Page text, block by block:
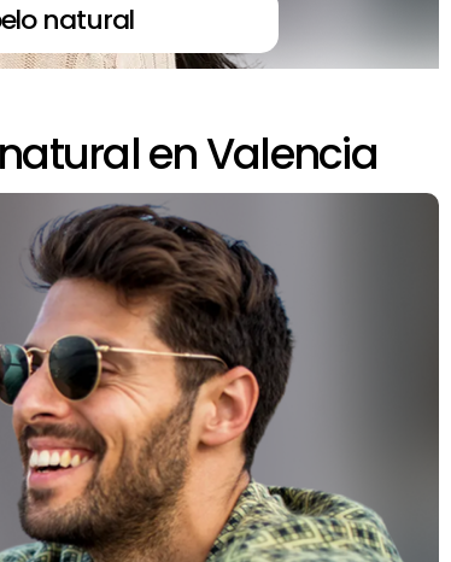
natural
en Valencia